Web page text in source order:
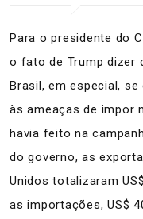
Para o presidente do
o fato de Trump dizer
Brasil, em especial,
às ameaças de impor
havia feito na
do governo, as
Unidos totalizaram
as importações, US$